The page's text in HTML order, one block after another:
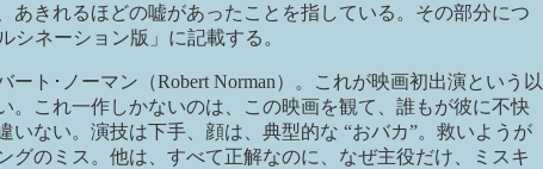
あきれるほどの嘘があったことを指している。その部分につ
シネーション版」に記載する。
ート･ノーマン（Robert Norman）。これが映画初出演という以
。これ一作しかないのは、この映画を観て、誰もが彼に不快
いない。演技は下手、顔は、典型的な “おバカ”。救いようが
グのミス。他は、すべて正解なのに、なぜ主役だけ、ミスキ